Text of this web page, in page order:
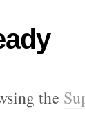
the